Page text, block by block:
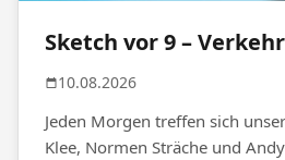
Sketch vor 9 –
10.08.2026
Jeden Morgen treffen sich
Klee, Normen Sträche und